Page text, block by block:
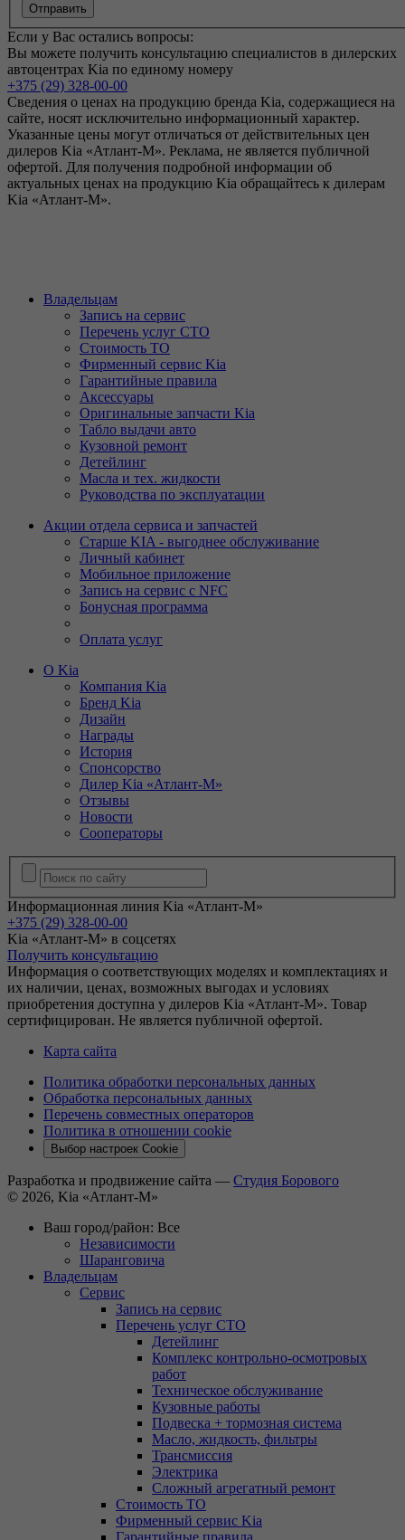
Если у Вас остались вопросы:
Вы можете получить консультацию специалистов в дилерских
автоцентрах Kia по единому номеру
+375 (29) 328-00-00
Сведения о ценах на продукцию бренда Kia, содержащиеся на
сайте, носят исключительно информационный характер.
Указанные цены могут отличаться от действительных цен
дилеров Kia «Атлант-М». Реклама, не является публичной
офертой. Для получения подробной информации об
актуальных ценах на продукцию Kia обращайтесь к дилерам
Kia «Атлант-М».
Владельцам
Запись на сервис
Перечень услуг СТО
Стоимость ТО
Фирменный сервис Kia
Гарантийные правила
Аксессуары
Оригинальные запчасти Kia
Табло выдачи авто
Кузовной ремонт
Детейлинг
Масла и тех. жидкости
Руководства по эксплуатации
Акции отдела сервиса и запчастей
Старше KIA - выгоднее обслуживание
Личный кабинет
Мобильное приложение
Запись на сервис с NFC
Бонусная программа
Оплата услуг
О Kia
Компания Kia
Бренд Kia
Дизайн
Награды
История
Спонсорство
Дилер Kia «Атлант-М»
Отзывы
Новости
Сооператоры
Информационная линия Kia «Атлант-М»
+375 (29) 328-00-00
Kia «Атлант-М» в соцсетях
Получить консультацию
Информация о соответствующих моделях и комплектациях и
их наличии, ценах, возможных выгодах и условиях
приобретения доступна у дилеров Kia «Атлант-М». Товар
сертифицирован. Не является публичной офертой.
Карта сайта
Политика обработки персональных данных
Обработка персональных данных
Перечень совместных операторов
Политика в отношении cookie
Выбор настроек Cookie
Разработка и продвижение сайта — Студия Борового
© 2026, Kia «Атлант-М»
Ваш город/район: Все
Независимости
Шаранговича
Владельцам
Сервис
Запись на сервис
Перечень услуг СТО
Детейлинг
Комплекс контрольно-осмотровых
работ
Техническое обслуживание
Кузовные работы
Подвеска + тормозная система
Масло, жидкость, фильтры
Трансмиссия
Электрика
Сложный агрегатный ремонт
Стоимость ТО
Фирменный сервис Kia
Гарантийные правила